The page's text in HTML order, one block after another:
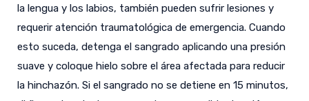
la lengua y los labios, también pueden sufrir lesiones y
requerir atención traumatológica de emergencia. Cuando
esto suceda, detenga el sangrado aplicando una presión
suave y coloque hielo sobre el área afectada para reducir
la hinchazón. Si el sangrado no se detiene en 15 minutos,